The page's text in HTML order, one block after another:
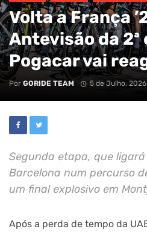
Volta a França
Antevisão da 2ª
Pogacar vai
Por GORIDE TEAM 5 de Julho, 2026
Segunda etapa, que
Barcelona num percurso
um final explosivo em
Após a perda de tempo da